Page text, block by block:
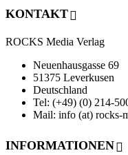
KONTAKT
ROCKS Media Verlag
Neuenhausgasse 69
51375 Leverkusen
Deutschland
Tel: (+49) (0) 214-
Mail: info (at) rocks-
INFORMATIONEN